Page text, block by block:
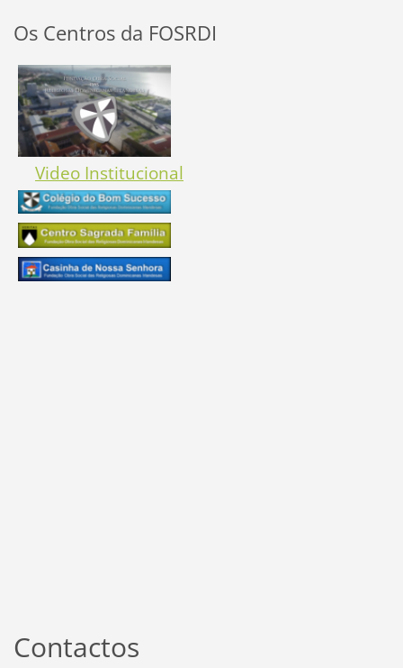
Os Centros da FOSRDI
Video Institucional
Contactos